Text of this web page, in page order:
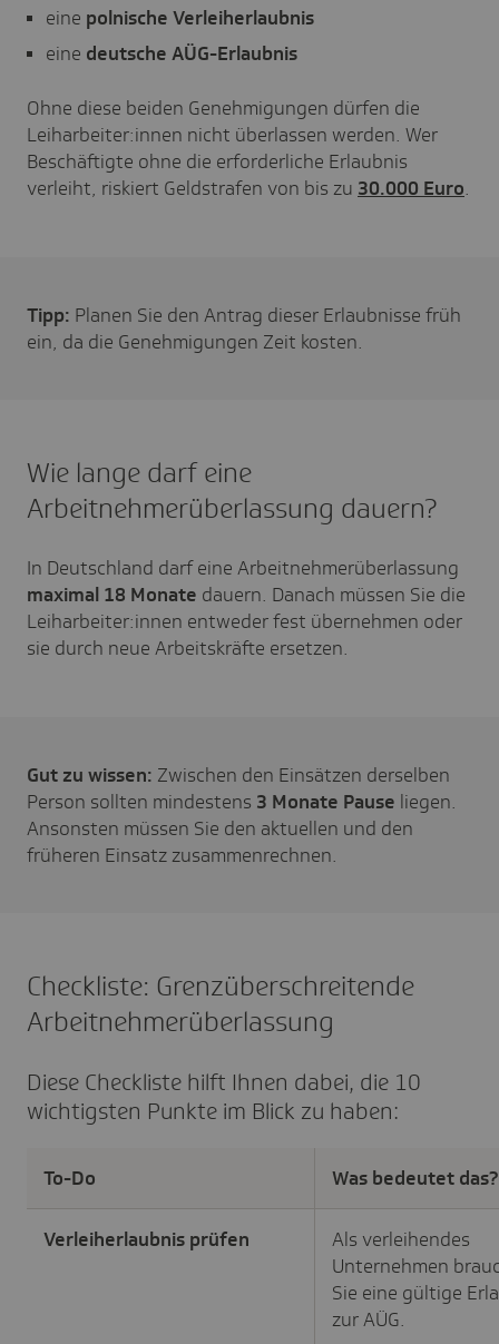
eine polnische Verleiherlaubnis
eine deutsche AÜG-Erlaubnis
Ohne diese beiden Genehmigungen dürfen die
Leiharbeiter:innen nicht überlassen werden. Wer
Beschäftigte ohne die erforderliche Erlaubnis
verleiht, riskiert Geldstrafen von bis zu 30.000 Euro.
Tipp: Planen Sie den Antrag dieser Erlaubnisse früh
ein, da die Genehmigungen Zeit kosten.
Wie lange darf eine
Arbeitnehmerüberlassung dauern?
In Deutschland darf eine Arbeitnehmerüberlassung
maximal 18 Monate dauern. Danach müssen Sie die
Leiharbeiter:innen entweder fest übernehmen oder
sie durch neue Arbeitskräfte ersetzen.
Gut zu wissen: Zwischen den Einsätzen derselben
Person sollten mindestens 3 Monate Pause liegen.
Ansonsten müssen Sie den aktuellen und den
früheren Einsatz zusammenrechnen.
Checkliste: Grenzüberschreitende
Arbeitnehmerüberlassung
Diese Checkliste hilft Ihnen dabei, die 10
wichtigsten Punkte im Blick zu haben:
To-Do Was bedeutet das?
Verleiherlaubnis prüfen
Als verleihendes
Unternehmen
Sie eine gültige
zur AÜG.